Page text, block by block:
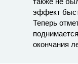
эффект
Теперь
окончания